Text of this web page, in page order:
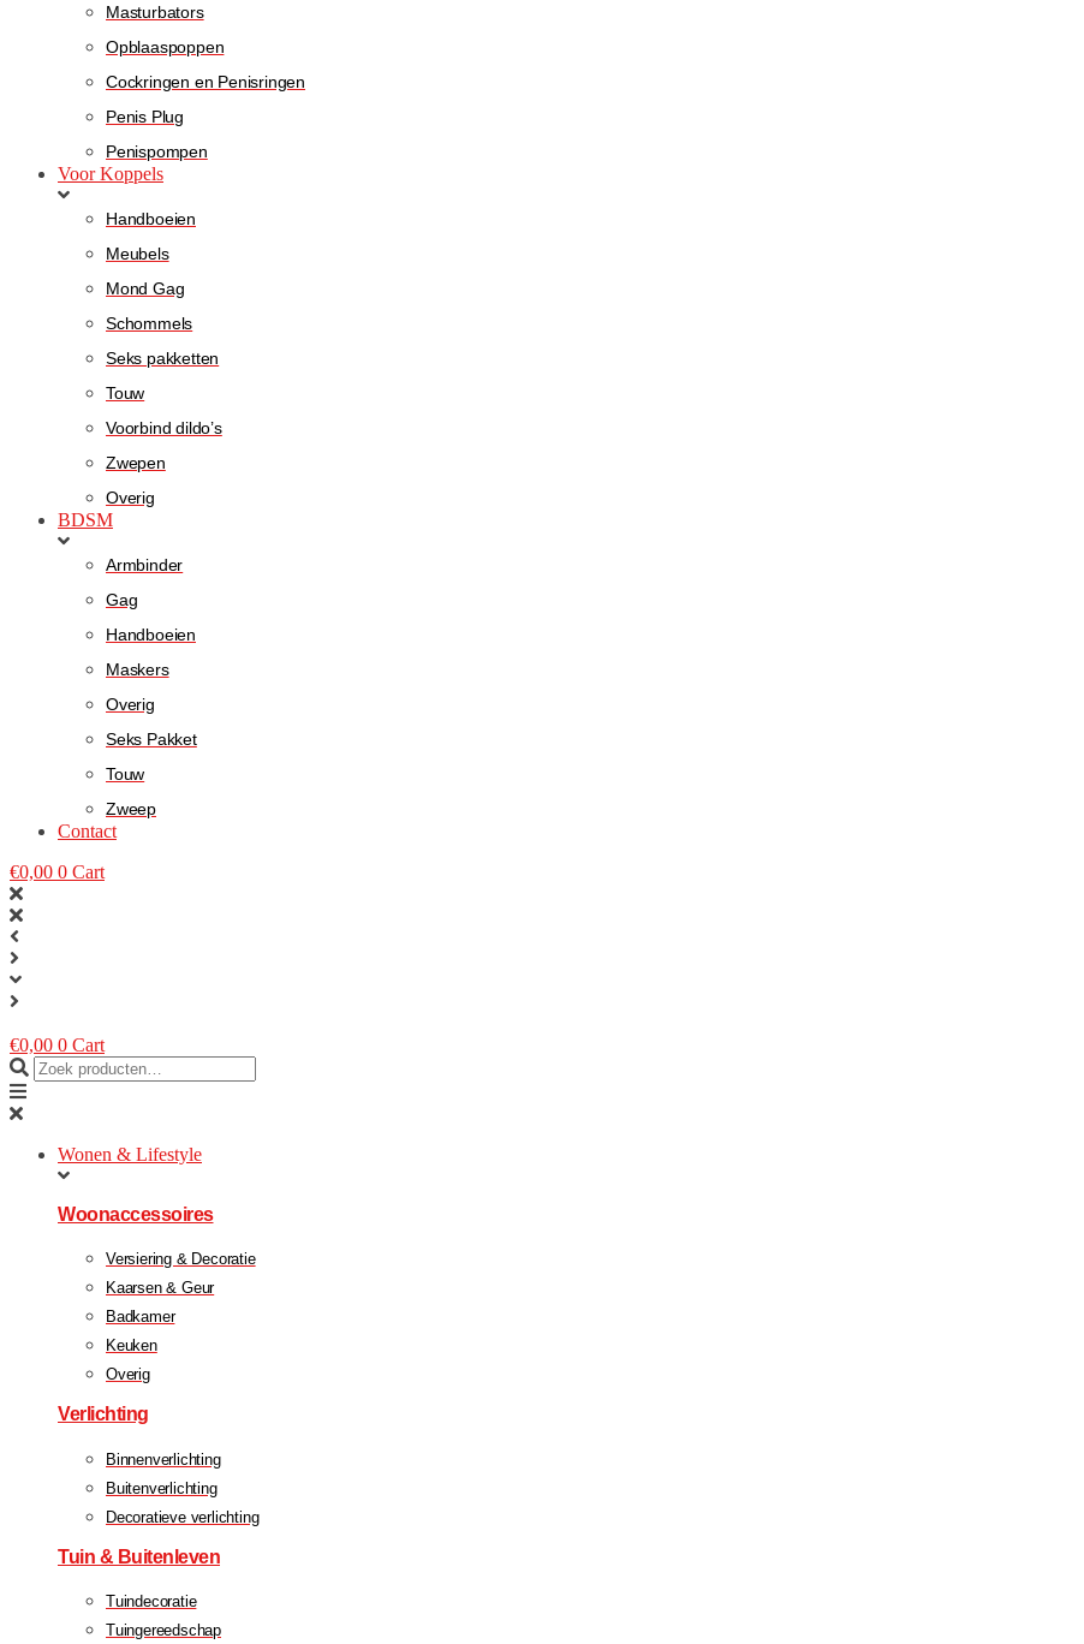
Masturbators
Opblaaspoppen
Cockringen en Penisringen
Penis Plug
Penispompen
Voor Koppels
Handboeien
Meubels
Mond Gag
Schommels
Seks pakketten
Touw
Voorbind dildo’s
Zwepen
Overig
BDSM
Armbinder
Gag
Handboeien
Maskers
Overig
Seks Pakket
Touw
Zweep
Contact
€0,00 0 Cart
€0,00 0 Cart
Wonen & Lifestyle
Woonaccessoires
Versiering & Decoratie
Kaarsen & Geur
Badkamer
Keuken
Overig
Verlichting
Binnenverlichting
Buitenverlichting
Decoratieve verlichting
Tuin & Buitenleven
Tuindecoratie
Tuingereedschap